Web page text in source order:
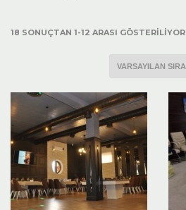
18 SONUÇTAN 1-12 ARASI GÖSTERILIYOR